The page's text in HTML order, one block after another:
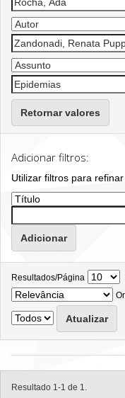
Retornar valores
Adicionar filtros:
Utilizar filtros para
Resultados/Página
Resultado 1-1 de 1.